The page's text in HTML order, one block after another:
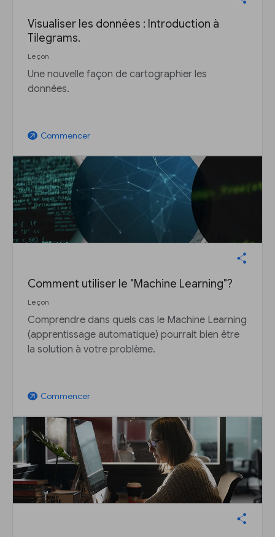
Visualiser les données : Introduction à
Tilegrams.
Leçon
Une nouvelle façon de cartographier les
données.
arrow_outward Commencer
Comment utiliser le "Machine Learning"?
Leçon
Comprendre dans quels cas le Machine Learning
(apprentissage automatique) pourrait bien être
la solution à votre problème.
arrow_outward Commencer